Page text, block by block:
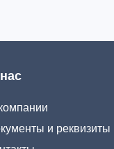
и реквизиты